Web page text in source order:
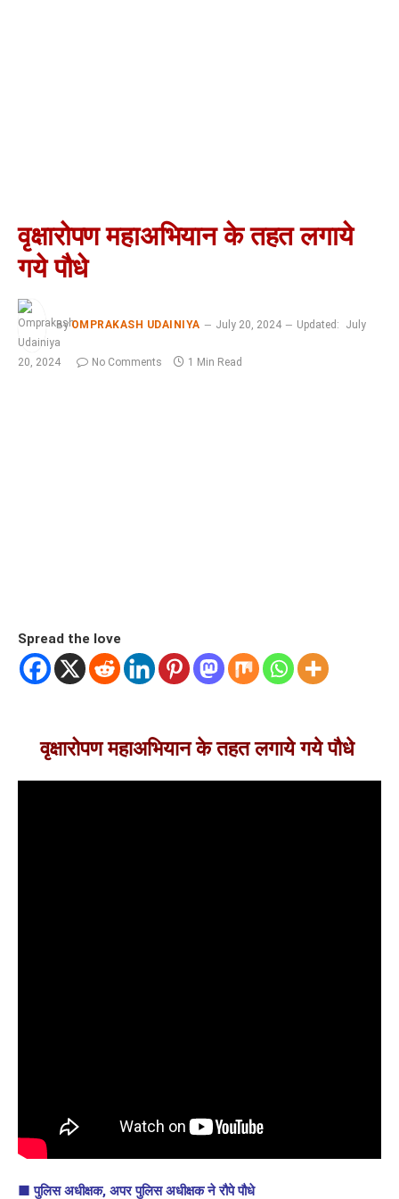
वृक्षारोपण महाअभियान के तहत लगाये
गये पौधे
By OMPRAKASH UDAINIYA July 20, 2024 Updated: July
20, 2024 No Comments 1 Min Read
Spread the love
वृक्षारोपण महाअभियान के तहत लगाये गये पौधे
■ पुलिस अधीक्षक, अपर पुलिस अधीक्षक ने रौपे पौधे